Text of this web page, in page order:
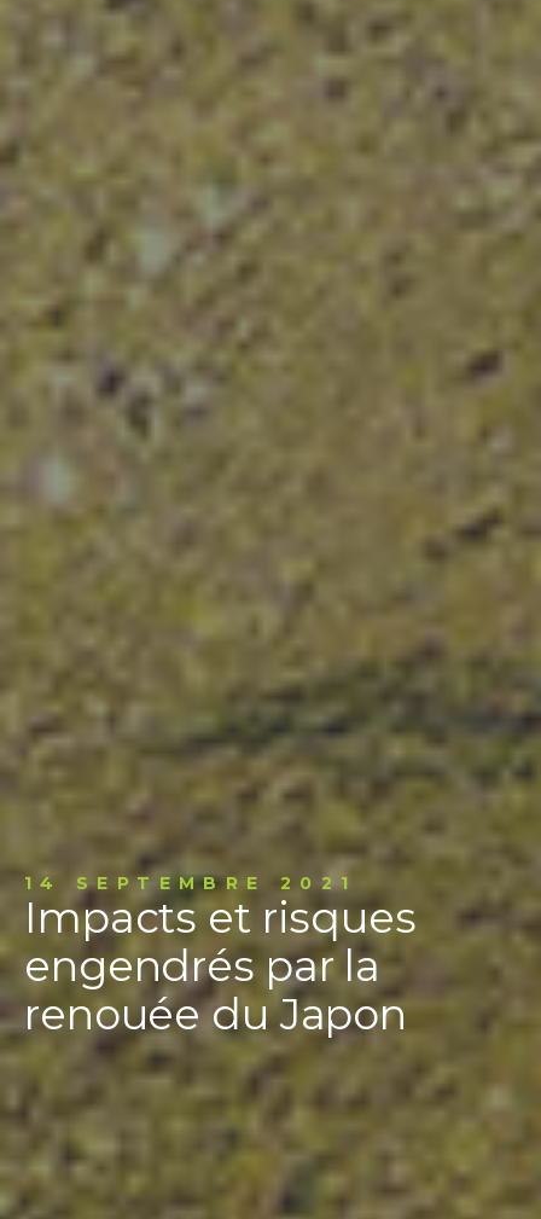
14 SEPTEMBRE 2021
Impacts et risques
engendrés par la
renouée du Japon